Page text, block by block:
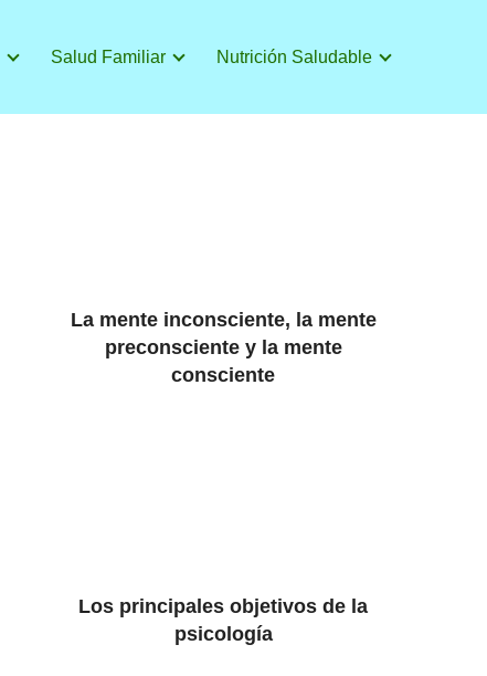
Salud Familiar Nutrición Saludable
La mente inconsciente, la mente
preconsciente y la mente
consciente
Los principales objetivos de la
psicología